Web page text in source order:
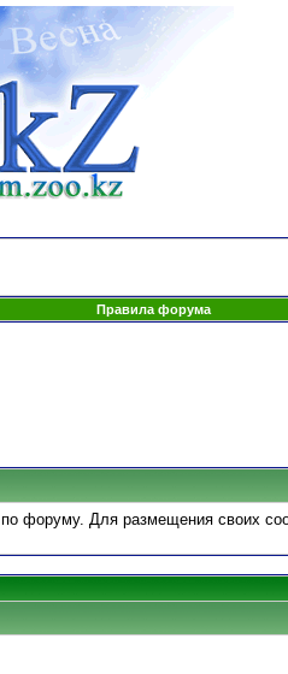
Правила форума
по форуму. Для размещения своих